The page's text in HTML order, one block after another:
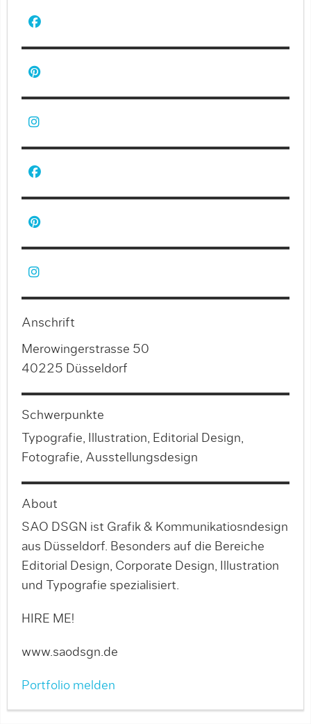
Anschrift
Merowingerstrasse 50
40225 Düsseldorf
Schwerpunkte
Typografie, Illustration, Editorial Design,
Fotografie, Ausstellungsdesign
About
SAO DSGN ist Grafik & Kommunikatiosndesign
aus Düsseldorf. Besonders auf die Bereiche
Editorial Design, Corporate Design, Illustration
und Typografie spezialisiert.
HIRE ME!
www.saodsgn.de
Portfolio melden